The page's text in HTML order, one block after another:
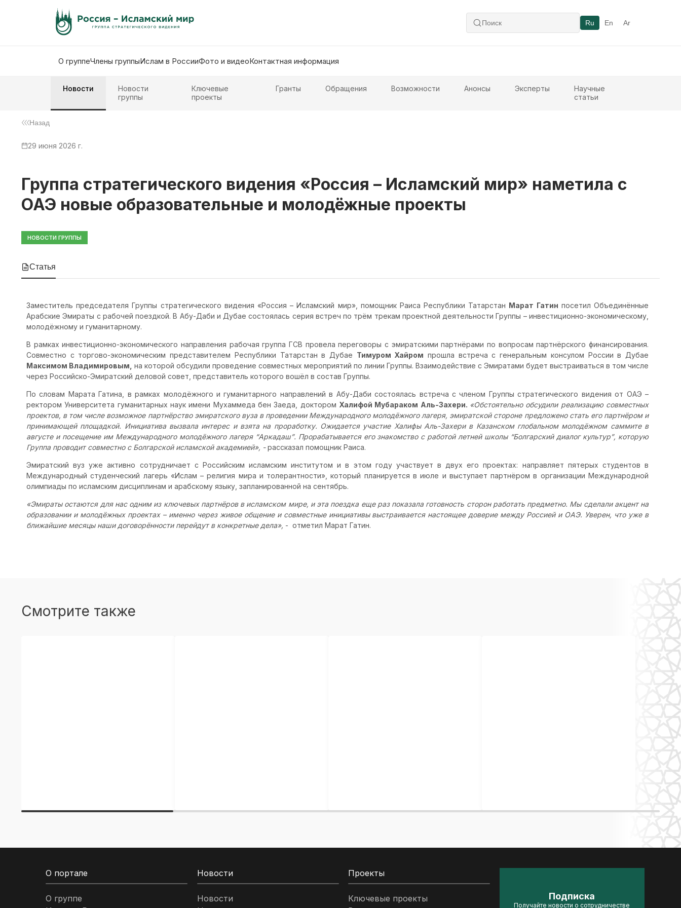
Ru En Ar
О группеЧлены группыИслам в РоссииФото и видеоКонтактная информация
Новости
Новости
группы
Ключевые
проекты
Гранты Обращения Возможности Анонсы Эксперты
Научные
статьи
Назад
29 июня 2026 г.
Группа стратегического видения «Россия – Исламский мир» наметила с
ОАЭ новые образовательные и молодёжные проекты
НОВОСТИ ГРУППЫ
Статья
Заместитель председателя Группы стратегического видения «Россия – Исламский мир», помощник Раиса Республики Татарстан Марат Гатин посетил Объединённые
Арабские Эмираты с рабочей поездкой. В Абу-Даби и Дубае состоялась серия встреч по трём трекам проектной деятельности Группы – инвестиционно-экономическому,
молодёжному и гуманитарному.
В рамках инвестиционно-экономического направления рабочая группа ГСВ провела переговоры с эмиратскими партнёрами по вопросам партнёрского финансирования.
Совместно с торгово-экономическим представителем Республики Татарстан в Дубае Тимуром Хайром прошла встреча с генеральным консулом России в Дубае
Максимом Владимировым, на которой обсудили проведение совместных мероприятий по линии Группы. Взаимодействие с Эмиратами будет выстраиваться в том числе
через Российско-Эмиратский деловой совет, представитель которого вошёл в состав Группы.
По словам Марата Гатина, в рамках молодёжного и гуманитарного направлений в Абу-Даби состоялась встреча с членом Группы стратегического видения от ОАЭ –
ректором Университета гуманитарных наук имени Мухаммеда бен Заеда, доктором Халифой Мубараком Аль-Захери. «Обстоятельно обсудили реализацию совместных
проектов, в том числе возможное партнёрство эмиратского вуза в проведении Международного молодёжного лагеря, эмиратской стороне предложено стать его партнёром и
принимающей площадкой. Инициатива вызвала интерес и взята на проработку. Ожидается участие Халифы Аль-Захери в Казанском глобальном молодёжном саммите в
августе и посещение им Международного молодёжного лагеря “Аркадаш”. Прорабатывается его знакомство с работой летней школы “Болгарский диалог культур”, которую
Группа проводит совместно с Болгарской исламской академией», -рассказал помощник Раиса.
Эмиратский вуз уже активно сотрудничает с Российским исламским институтом и в этом году участвует в двух его проектах: направляет пятерых студентов в
Международный студенческий лагерь «Ислам – религия мира и толерантности», который планируется в июле и выступает партнёром в организации Международной
олимпиады по исламским дисциплинам и арабскому языку, запланированной на сентябрь.
«Эмираты остаются для нас одним из ключевых партнёров в исламском мире, и эта поездка еще раз показала готовность сторон работать предметно. Мы сделали акцент на
образовании и молодёжных проектах – именно через живое общение и совместные инициативы выстраивается настоящее доверие между Россией и ОАЭ. Уверен, что уже в
ближайшие месяцы наши договорённости перейдут в конкретные дела», - отметил Марат Гатин.
Смотрите также
О портале
О группе
Новости
Новости
Проекты
Ключевые проекты
Подписка
Получайте новости о сотрудничестве